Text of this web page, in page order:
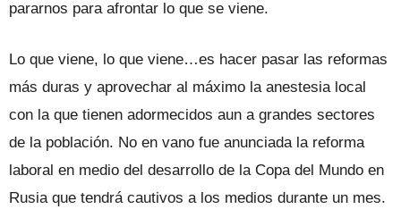
pararnos para afrontar lo que se viene.
Lo que viene, lo que viene…es hacer pasar las reformas
más duras y aprovechar al máximo la anestesia local
con la que tienen adormecidos aun a grandes sectores
de la población. No en vano fue anunciada la reforma
laboral en medio del desarrollo de la Copa del Mundo en
Rusia que tendrá cautivos a los medios durante un mes.